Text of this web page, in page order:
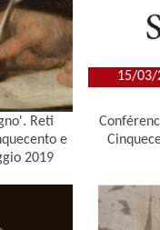
Reti
e
2019
15/03/